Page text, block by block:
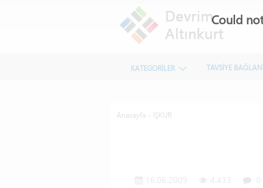
KATEGORİLER TAVSİYE
Anasayfa İŞKUR
16.06.2009 4.433 0
Could